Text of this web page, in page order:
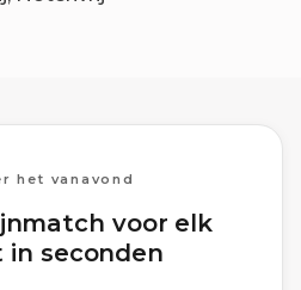
het vanavond
voor elk
in seconden